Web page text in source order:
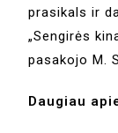
prasikals ir
„Sengirės
pasakojo M.
Daugiau